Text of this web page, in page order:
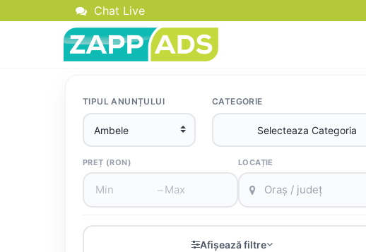
Chat Live
TIPUL ANUNȚULUI CATEGORIE
PREȚ (RON)
–
LOCAȚIE
Afișează filtre